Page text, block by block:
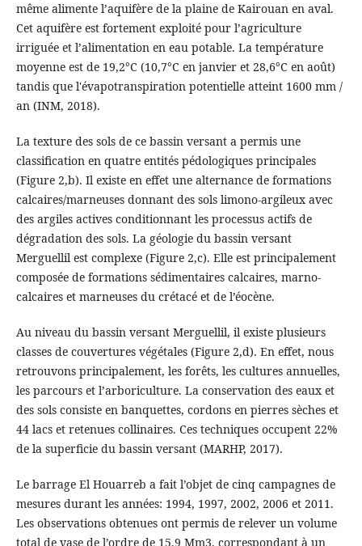
même alimente l’aquifère de la plaine de Kairouan en aval.
Cet aquifère est fortement exploité pour l’agriculture
irriguée et l’alimentation en eau potable. La température
moyenne est de 19,2°C (10,7°C en janvier et 28,6°C en août)
tandis que l'évapotranspiration potentielle atteint 1600 mm /
an (INM, 2018).
La texture des sols de ce bassin versant a permis une
classification en quatre entités pédologiques principales
(Figure 2,b). Il existe en effet une alternance de formations
calcaires/marneuses donnant des sols limono-argileux avec
des argiles actives conditionnant les processus actifs de
dégradation des sols. La géologie du bassin versant
Merguellil est complexe (Figure 2,c). Elle est principalement
composée de formations sédimentaires calcaires, marno-
calcaires et marneuses du crétacé et de l’éocène.
Au niveau du bassin versant Merguellil, il existe plusieurs
classes de couvertures végétales (Figure 2,d). En effet, nous
retrouvons principalement, les forêts, les cultures annuelles,
les parcours et l’arboriculture. La conservation des eaux et
des sols consiste en banquettes, cordons en pierres sèches et
44 lacs et retenues collinaires. Ces techniques occupent 22%
de la superficie du bassin versant (MARHP, 2017).
Le barrage El Houarreb a fait l’objet de cinq campagnes de
mesures durant les années: 1994, 1997, 2002, 2006 et 2011.
Les observations obtenues ont permis de relever un volume
total de vase de l’ordre de 15,9 Mm3, correspondant à un